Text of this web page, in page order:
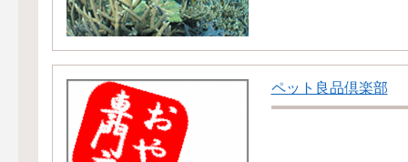
ペット良品倶楽部